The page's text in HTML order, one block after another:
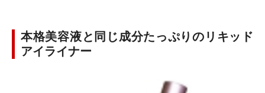
本格美容液と同じ成分たっぷりのリキッド
アイライナー